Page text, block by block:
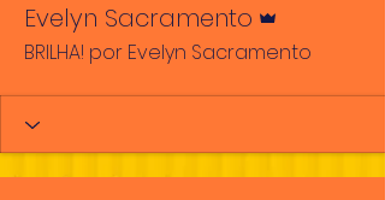
Evelyn Sacramento
BRILHA! por Evelyn Sacramento